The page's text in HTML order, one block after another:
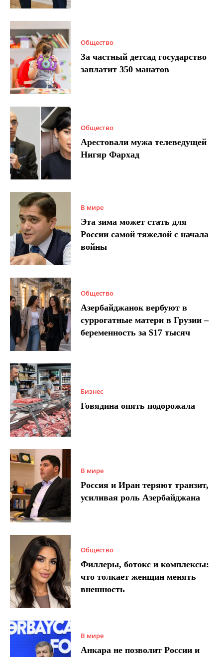
Общество
За частный детсад государство
заплатит 350 манатов
Общество
Арестовали мужа телеведущей
Нигяр Фархад
В мире
Эта зима может стать для
России самой тяжелой с начала
войны
Общество
Азербайджанок вербуют в
суррогатные матери в Грузии –
беременность за $17 тысяч
Бизнес
Говядина опять подорожала
В мире
Россия и Иран теряют транзит,
усиливая роль Азербайджана
Общество
Филлеры, ботокс и комплексы:
что толкает женщин менять
внешность
В мире
Анкара не позволит России и